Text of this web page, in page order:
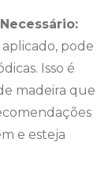
pode
Isso é
madeira que
e esteja